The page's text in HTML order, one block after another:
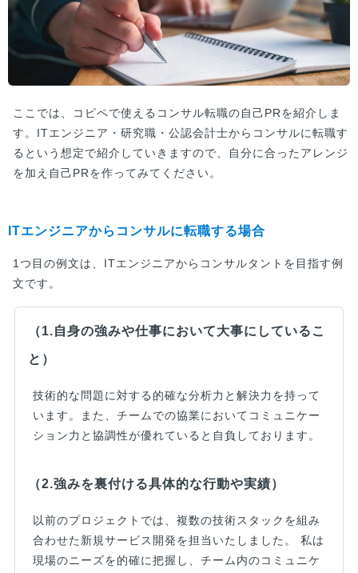
ここでは、コピペで使えるコンサル転職の自己PRを紹介しま
す。ITエンジニア・研究職・公認会計士からコンサルに転職す
るという想定で紹介していきますので、自分に合ったアレンジ
を加え自己PRを作ってみてください。
ITエンジニアからコンサルに転職する場合
1つ目の例文は、ITエンジニアからコンサルタントを目指す例
文です。
（1.自身の強みや仕事において大事にしているこ
と）
技術的な問題に対する的確な分析力と解決力を持って
います。また、チームでの協業においてコミュニケー
ション力と協調性が優れていると自負しております。
（2.強みを裏付ける具体的な行動や実績）
以前のプロジェクトでは、複数の技術スタックを組み
合わせた新規サービス開発を担当いたしました。 私は
現場のニーズを的確に把握し、チーム内のコミュニケ